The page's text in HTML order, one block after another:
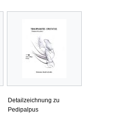
Detailzeichnung zu
Pedipalpus